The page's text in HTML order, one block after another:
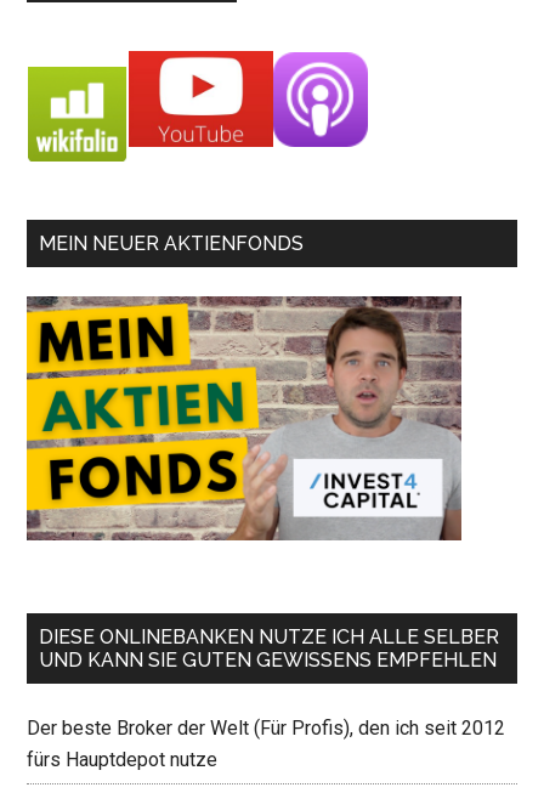
MEIN NEUER AKTIENFONDS
DIESE ONLINEBANKEN NUTZE ICH ALLE SELBER
UND KANN SIE GUTEN GEWISSENS EMPFEHLEN
Der beste Broker der Welt (Für Profis), den ich seit 2012
fürs Hauptdepot nutze